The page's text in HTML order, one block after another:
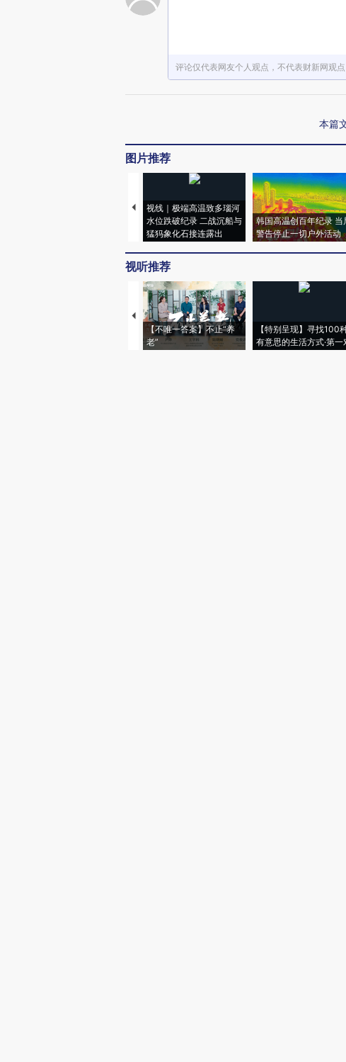
评论仅代表网友个人观点，不代表财新网观点
本篇
图片推荐
视线｜极端高温致多瑙河
水位跌破纪录 二战沉船与
猛犸象化石接连露出
韩国高温创百年纪录 当
警告停止一切户外活动
视听推荐
【不唯一答案】不止“养
老”
【特别呈现】寻找100
有意思的生活方式·第一